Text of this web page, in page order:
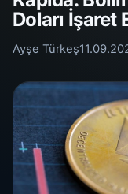
Doları İşaret
Ayşe Türkeş